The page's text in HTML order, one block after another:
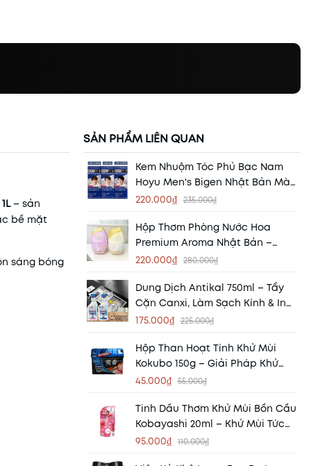
– sản
bề mặt
sáng bóng
SẢN PHẨM LIÊN QUAN
Kem Nhuộm Tóc Phủ Bạc Nam
Hoyu Men's Bigen Nhật Bản Màu
5 - 6 - 7 Chính Hãng
220.000₫ 235.000₫
Hộp Thơm Phòng Nước Hoa
Premium Aroma Nhật Bản –
Mang Hương Thơm Tinh Tế Đến
220.000₫ 280.000₫
Dung Dịch Antikal 750ml – Tẩy
Cặn Canxi, Làm Sạch Kính & Inox
Hiệu Quả
175.000₫ 225.000₫
Hộp Than Hoạt Tính Khử Mùi
Kokubo 150g – Giải Pháp Khử
Mùi, Hút Ẩm Tự Nhiên Từ Nhật
45.000₫ 55.000₫
Tinh Dầu Thơm Khử Mùi Bồn Cầu
Kobayashi 20ml – Khử Mùi Tức
Thì, Thơm Mát Dài Lâu
95.000₫ 110.000₫